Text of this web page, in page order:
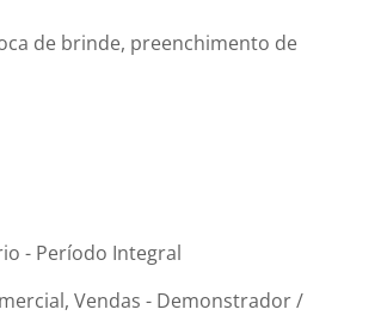
de brinde, preenchimento de
- Período Integral
Vendas - Demonstrador /